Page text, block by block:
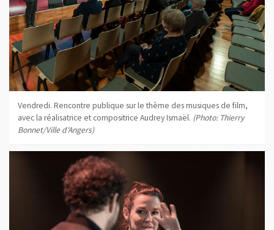
Vendredi. Rencontre publique sur le thème des musiques de film,
avec la réalisatrice et compositrice Audrey Ismaël. (Photo: Thierry
Bonnet/Ville d'Angers)